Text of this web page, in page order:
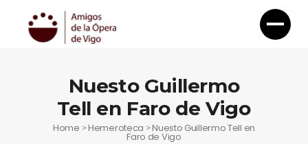
Nuesto Guillermo
Tell en Faro de Vigo
Home >Hemeroteca >Nuesto Guillermo Tell en
Faro de Vigo